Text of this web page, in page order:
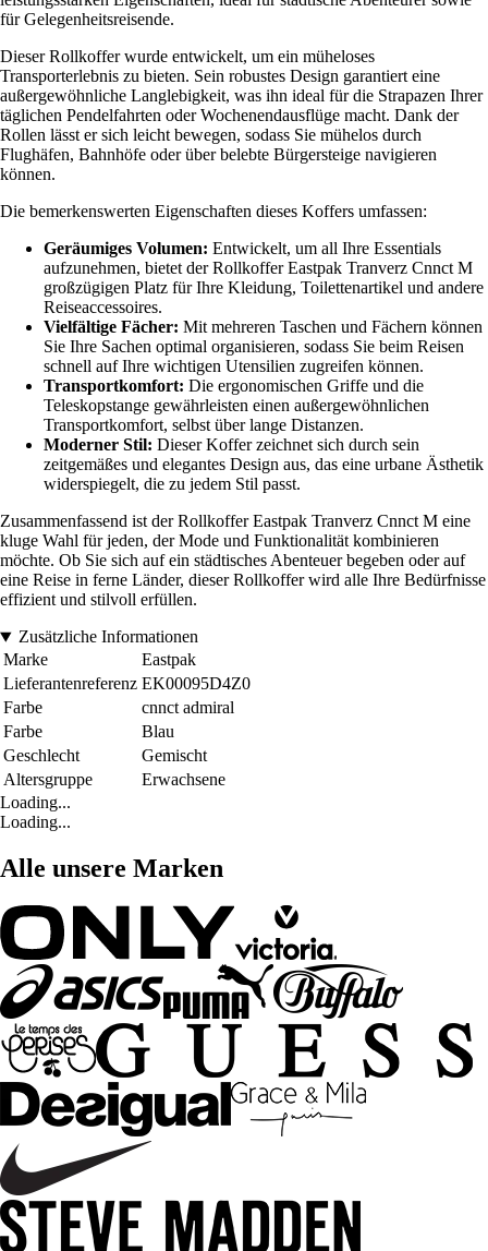
für Gelegenheitsreisende.
Dieser Rollkoffer wurde entwickelt, um ein müheloses
Transporterlebnis zu bieten. Sein robustes Design garantiert eine
außergewöhnliche Langlebigkeit, was ihn ideal für die Strapazen Ihrer
täglichen Pendelfahrten oder Wochenendausflüge macht. Dank der
Rollen lässt er sich leicht bewegen, sodass Sie mühelos durch
Flughäfen, Bahnhöfe oder über belebte Bürgersteige navigieren
können.
Die bemerkenswerten Eigenschaften dieses Koffers umfassen:
Geräumiges Volumen: Entwickelt, um all Ihre Essentials
aufzunehmen, bietet der Rollkoffer Eastpak Tranverz Cnnct M
großzügigen Platz für Ihre Kleidung, Toilettenartikel und andere
Reiseaccessoires.
Vielfältige Fächer: Mit mehreren Taschen und Fächern können
Sie Ihre Sachen optimal organisieren, sodass Sie beim Reisen
schnell auf Ihre wichtigen Utensilien zugreifen können.
Transportkomfort: Die ergonomischen Griffe und die
Teleskopstange gewährleisten einen außergewöhnlichen
Transportkomfort, selbst über lange Distanzen.
Moderner Stil: Dieser Koffer zeichnet sich durch sein
zeitgemäßes und elegantes Design aus, das eine urbane Ästhetik
widerspiegelt, die zu jedem Stil passt.
Zusammenfassend ist der Rollkoffer Eastpak Tranverz Cnnct M eine
kluge Wahl für jeden, der Mode und Funktionalität kombinieren
möchte. Ob Sie sich auf ein städtisches Abenteuer begeben oder auf
eine Reise in ferne Länder, dieser Rollkoffer wird alle Ihre Bedürfnisse
effizient und stilvoll erfüllen.
Zusätzliche Informationen
Marke
Eastpak
Lieferantenreferenz EK00095D4Z0
Farbe
cnnct admiral
Farbe
Blau
Geschlecht
Gemischt
Altersgruppe
Erwachsene
Loading...
Loading...
Alle unsere Marken